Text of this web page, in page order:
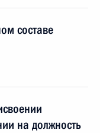
составе
на должность